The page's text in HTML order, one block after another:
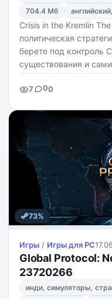
704.4 Мб
Crisis in the Kremlin
политическая
берете под контроль
существования и
будущее
экономикой, внешней
7 00
73%
Игры / Игры для PС
Global Protocol:
23720266
инди, симуляторы,